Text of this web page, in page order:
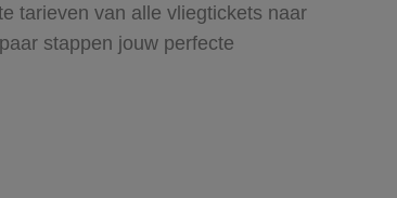
tarieven van alle vliegtickets naar
stappen jouw perfecte